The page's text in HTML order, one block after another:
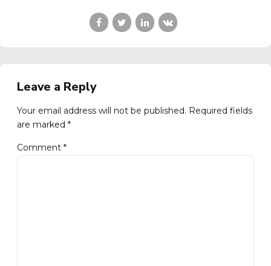
Leave a Reply
Your email address will not be published. Required fields
are marked *
Comment *